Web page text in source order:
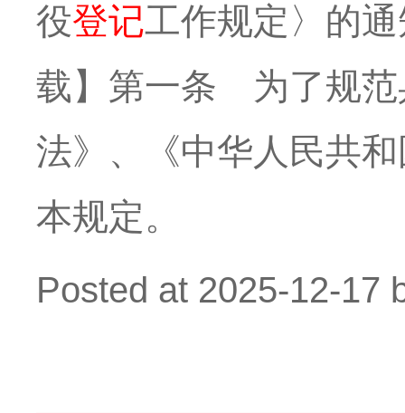
役登记工作规定〉的
载】第一条 为了规范
法》、《中华人民共
本规定。
Posted at 2025-12-17